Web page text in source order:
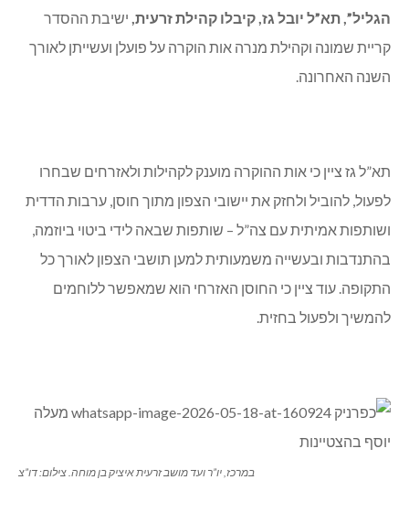
הגליל”, תא”ל יובל גז, קיבלו קהילת זרעית, ישיבת ההסדר
קריית שמונה וקהילת מנרה אות הוקרה על פועלן ועשייתן לאורך
השנה האחרונה.
תא”ל גז ציין כי אות ההוקרה מוענק לקהילות ולאזרחים שבחרו
לפעול, להוביל ולחזק את יישובי הצפון מתוך חוסן, ערבות הדדית
ושותפות אמיתית עם צה”ל – שותפות שבאה לידי ביטוי ביוזמה,
בהתנדבות ובעשייה משמעותית למען תושבי הצפון לאורך כל
התקופה. עוד ציין כי החוסן האזרחי הוא שמאפשר ללוחמים
להמשיך ולפעול בחזית.
במרכז, יו”ר ועד מושב זרעית איציק בן מוחה. צילום: דו”צ